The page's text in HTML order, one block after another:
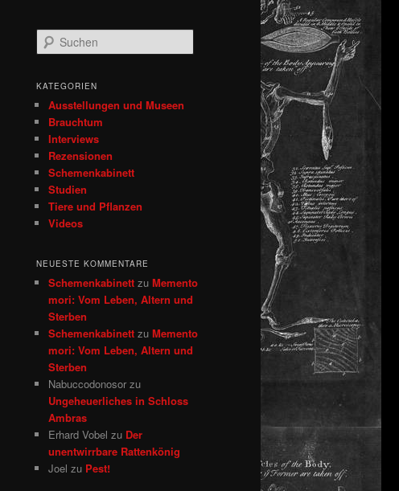
u
h
KATEGORIEN
Ausstellungen und Museen
Brauchtum
Interviews
Rezensionen
Schemenkabinett
Studien
Tiere und Pflanzen
Videos
NEUESTE KOMMENTARE
Schemenkabinett zu Memento
mori: Vom Leben, Altern und
Sterben
Schemenkabinett zu Memento
mori: Vom Leben, Altern und
Sterben
Nabuccodonosor zu
Ungeheuerliches in Schloss
Ambras
Erhard Vobel zu Der
unentwirrbare Rattenkönig
Joel zu Pest!